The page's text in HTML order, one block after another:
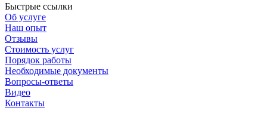
Быстрые ссылки
Об услуге
Наш опыт
Отзывы
Стоимость услуг
Порядок работы
Необходимые документы
Вопросы-ответы
Видео
Контакты